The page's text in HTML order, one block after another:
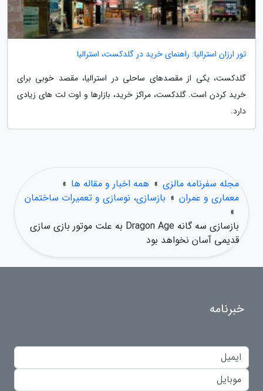
تور ارزان استرالیا: راهنمای خرید در گلدکست، استرالیا
گلدکست، یکی از مقصدهای ساحلی در استرالیا، مقصد خوبی برای
خرید کردن است. گلدکست، مراکز خرید، بازارها و اوت لت های زیادی
دارد.
مجله سفرنامه مالزی » همه اخبار و مقاله ها »
معماری و عمران » بازسازی، نوسازی و تعمیرات ساختمان
»
بازسازی سه گانه Dragon Age به علت موتور بازی سازی
قدیمی آسان نخواهد بود
خبرنامه